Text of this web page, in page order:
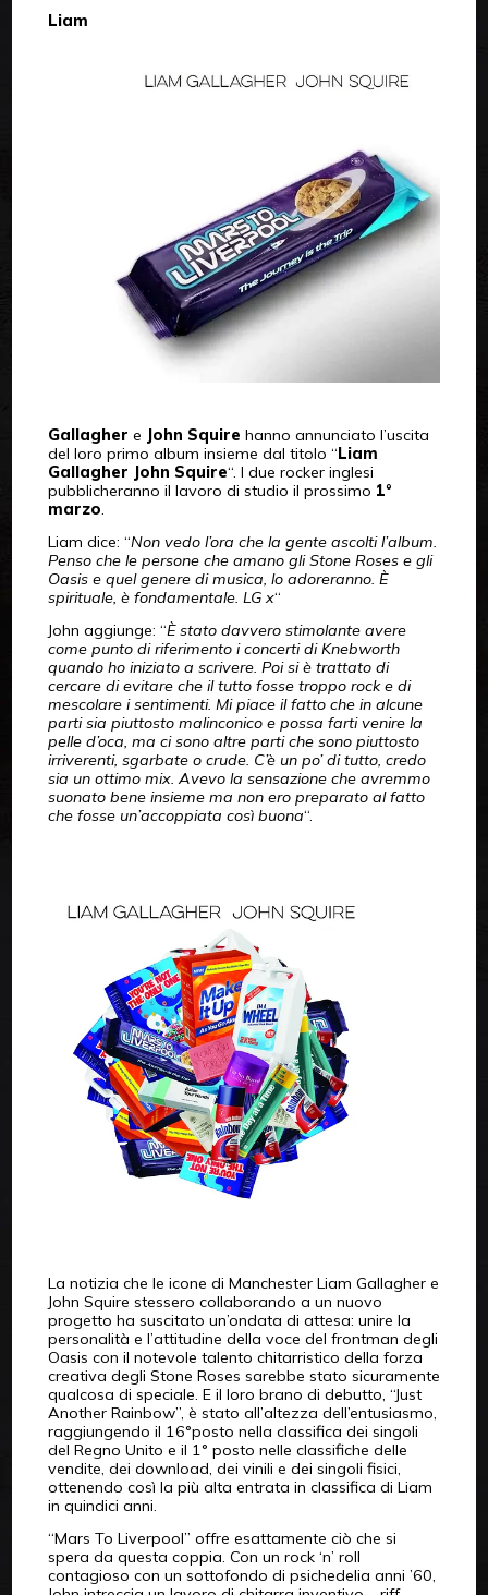
Liam
Gallagher e John Squire hanno annunciato l’uscita
del loro primo album insieme dal titolo “Liam
Gallagher John Squire“. I due rocker inglesi
pubblicheranno il lavoro di studio il prossimo 1°
marzo.
Liam dice: “Non vedo l’ora che la gente ascolti l’album.
Penso che le persone che amano gli Stone Roses e gli
Oasis e quel genere di musica, lo adoreranno. È
spirituale, è fondamentale. LG x“
John aggiunge: “È stato davvero stimolante avere
come punto di riferimento i concerti di Knebworth
quando ho iniziato a scrivere. Poi si è trattato di
cercare di evitare che il tutto fosse troppo rock e di
mescolare i sentimenti. Mi piace il fatto che in alcune
parti sia piuttosto malinconico e possa farti venire la
pelle d’oca, ma ci sono altre parti che sono piuttosto
irriverenti, sgarbate o crude. C’è un po’ di tutto, credo
sia un ottimo mix. Avevo la sensazione che avremmo
suonato bene insieme ma non ero preparato al fatto
che fosse un’accoppiata così buona“.
La notizia che le icone di Manchester Liam Gallagher e
John Squire stessero collaborando a un nuovo
progetto ha suscitato un’ondata di attesa: unire la
personalità e l’attitudine della voce del frontman degli
Oasis con il notevole talento chitarristico della forza
creativa degli Stone Roses sarebbe stato sicuramente
qualcosa di speciale. E il loro brano di debutto, “Just
Another Rainbow”, è stato all’altezza dell’entusiasmo,
raggiungendo il 16°posto nella classifica dei singoli
del Regno Unito e il 1° posto nelle classifiche delle
vendite, dei download, dei vinili e dei singoli fisici,
ottenendo così la più alta entrata in classifica di Liam
in quindici anni.
“Mars To Liverpool” offre esattamente ciò che si
spera da questa coppia. Con un rock ‘n’ roll
contagioso con un sottofondo di psichedelia anni ’60,